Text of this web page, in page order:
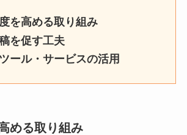
を高める取り組み
を促す工夫
ール・サービスの活用
める取り組み